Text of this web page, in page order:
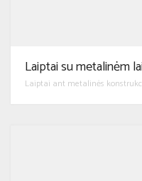
Laiptai su metalinėm
Laiptai ant metalinės